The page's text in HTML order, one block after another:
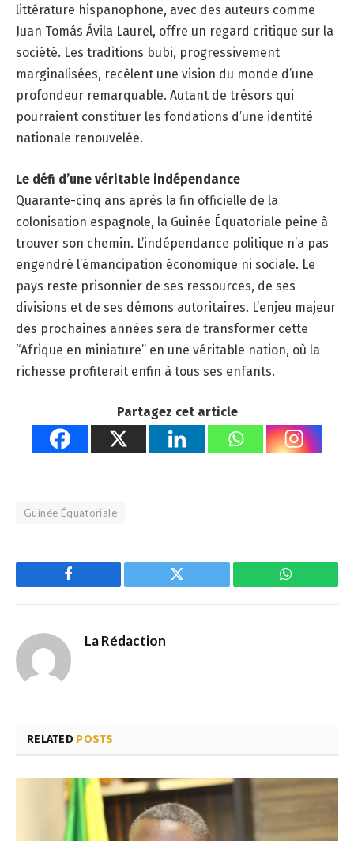
littérature hispanophone, avec des auteurs comme
Juan Tomás Ávila Laurel, offre un regard critique sur la
société. Les traditions bubi, progressivement
marginalisées, recèlent une vision du monde d’une
profondeur remarquable. Autant de trésors qui
pourraient constituer les fondations d’une identité
nationale renouvelée.
Le défi d’une véritable indépendance
Quarante-cinq ans après la fin officielle de la
colonisation espagnole, la Guinée Équatoriale peine à
trouver son chemin. L’indépendance politique n’a pas
engendré l’émancipation économique ni sociale. Le
pays reste prisonnier de ses ressources, de ses
divisions et de ses démons autoritaires. L’enjeu majeur
des prochaines années sera de transformer cette
“Afrique en miniature” en une véritable nation, où la
richesse profiterait enfin à tous ses enfants.
Partagez cet article
Guinée Équatoriale
Facebook Twitter WhatsApp
La Rédaction
RELATED POSTS